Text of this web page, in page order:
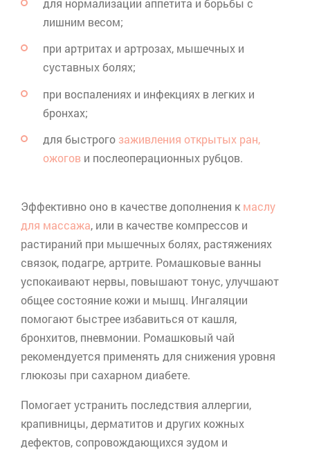
для нормализации аппетита и борьбы с
лишним весом;
при артритах и артрозах, мышечных и
суставных болях;
при воспалениях и инфекциях в легких и
бронхах;
для быстрого заживления открытых ран,
ожогов и послеоперационных рубцов.
Эффективно оно в качестве дополнения к маслу
для массажа, или в качестве компрессов и
растираний при мышечных болях, растяжениях
связок, подагре, артрите. Ромашковые ванны
успокаивают нервы, повышают тонус, улучшают
общее состояние кожи и мышц. Ингаляции
помогают быстрее избавиться от кашля,
бронхитов, пневмонии. Ромашковый чай
рекомендуется применять для снижения уровня
глюкозы при сахарном диабете.
Помогает устранить последствия аллергии,
крапивницы, дерматитов и других кожных
дефектов, сопровождающихся зудом и